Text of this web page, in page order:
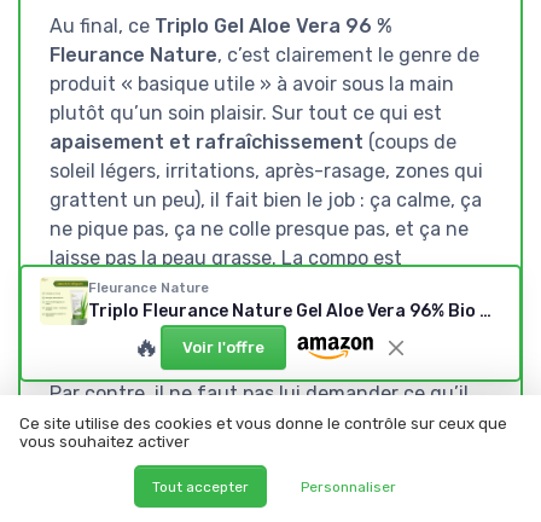
Au final, ce Triplo Gel Aloe Vera 96 %
Fleurance Nature, c’est clairement le genre de
produit « basique utile » à avoir sous la main
plutôt qu’un soin plaisir. Sur tout ce qui est
apaisement et rafraîchissement (coups de
soleil légers, irritations, après-rasage, zones qui
grattent un peu), il fait bien le job : ça calme, ça
ne pique pas, ça ne colle presque pas, et ça ne
laisse pas la peau grasse. La compo est
globalement propre, avec beaucoup d’aloe, du
bio, pas de parfum et pas les gros ingrédients
polémiques habituels.
Par contre, il ne faut pas lui demander ce qu’il
ne peut pas faire : enhydratant principalpour
une peau très sèche, ce n’est pas suffisant, et si
tu cherches un produit avec une odeur agréable
et une texture cocooning, tu vas être déçu.
Fleurance Nature
Triplo Fleurance Nature Gel Aloe Vera 96% Bio — 150 ml (lot de 3)
🔥 Voir l'offre
Ce site utilise des cookies et vous donne le contrôle sur ceux que
vous souhaitez activer
Tout accepter Personnaliser